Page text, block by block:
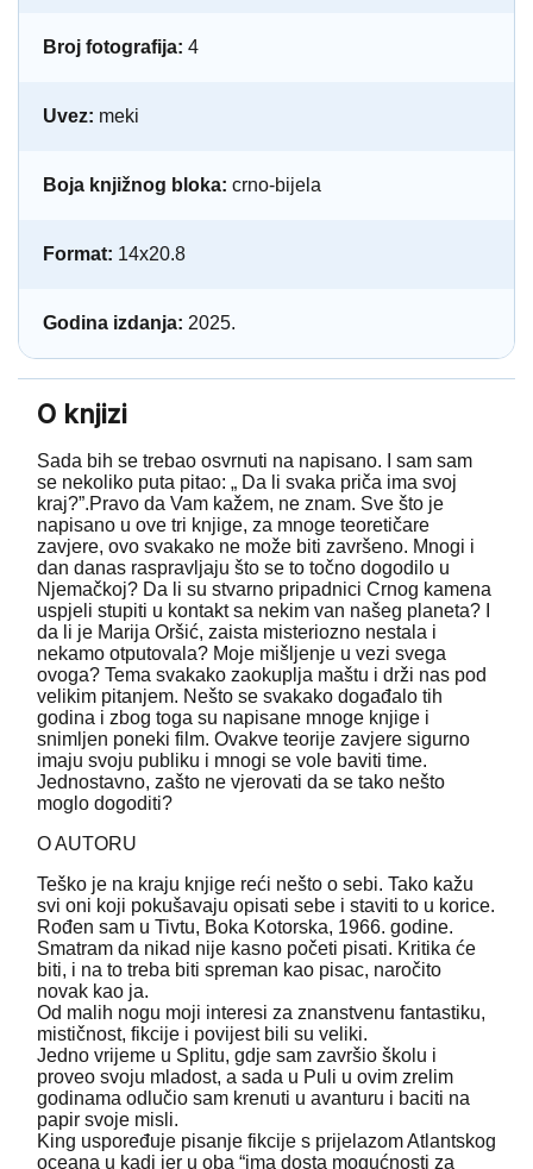
Broj fotografija: 4
Uvez: meki
Boja knjižnog bloka: crno-bijela
Format: 14x20.8
Godina izdanja: 2025.
O knjizi
Sada bih se trebao osvrnuti na napisano. I sam sam
se nekoliko puta pitao: „ Da li svaka priča ima svoj
kraj?”.Pravo da Vam kažem, ne znam. Sve što je
napisano u ove tri knjige, za mnoge teoretičare
zavjere, ovo svakako ne može biti završeno. Mnogi i
dan danas raspravljaju što se to točno dogodilo u
Njemačkoj? Da li su stvarno pripadnici Crnog kamena
uspjeli stupiti u kontakt sa nekim van našeg planeta? I
da li je Marija Oršić, zaista misteriozno nestala i
nekamo otputovala? Moje mišljenje u vezi svega
ovoga? Tema svakako zaokuplja maštu i drži nas pod
velikim pitanjem. Nešto se svakako događalo tih
godina i zbog toga su napisane mnoge knjige i
snimljen poneki film. Ovakve teorije zavjere sigurno
imaju svoju publiku i mnogi se vole baviti time.
Jednostavno, zašto ne vjerovati da se tako nešto
moglo dogoditi?
O AUTORU
Teško je na kraju knjige reći nešto o sebi. Tako kažu
svi oni koji pokušavaju opisati sebe i staviti to u korice.
Rođen sam u Tivtu, Boka Kotorska, 1966. godine.
Smatram da nikad nije kasno početi pisati. Kritika će
biti, i na to treba biti spreman kao pisac, naročito
novak kao ja.
Od malih nogu moji interesi za znanstvenu fantastiku,
mističnost, fikcije i povijest bili su veliki.
Jedno vrijeme u Splitu, gdje sam završio školu i
proveo svoju mladost, a sada u Puli u ovim zrelim
godinama odlučio sam krenuti u avanturu i baciti na
papir svoje misli.
King uspoređuje pisanje fikcije s prijelazom Atlantskog
oceana u kadi jer u oba “ima dosta mogućnosti za